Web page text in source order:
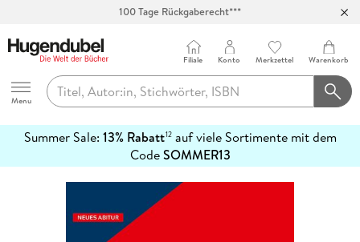
100 Tage Rückgaberecht***
Hugendubel
Menu
Filiale Konto Merkzettel Warenkorb
Summer Sale: 13% Rabatt12auf viele Sortimente mit dem
CodeSOMMER13
erfahren